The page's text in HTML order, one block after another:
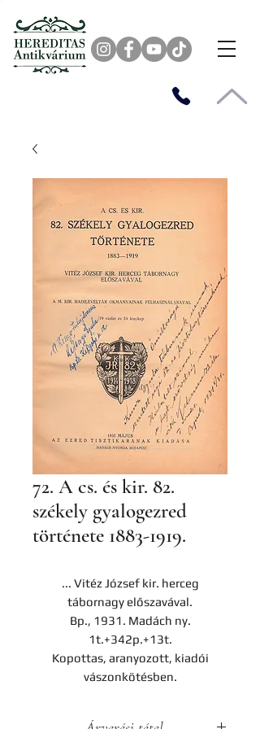
72. A cs. és kir. 82.
székely gyalogezred
története 1883-1919.
... Vitéz József kir. herceg
tábornagy előszavával.
Bp., 1931. Madách ny.
1t.+342p.+13t.
Kopottas, aranyozott, kiadói
vászonkötésben.